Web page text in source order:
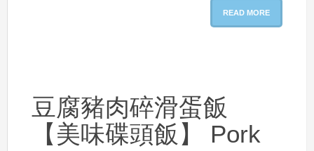
READ MORE
豆腐豬肉碎滑蛋飯
【美味碟頭飯】 Pork